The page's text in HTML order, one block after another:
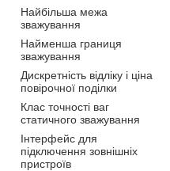
Найбільша межа
зважування
Найменша границя
зважування
Дискретність відліку і ціна
повірочної поділки
Клас точності ваг
статичного зважування
Інтерфейс для
підключення зовнішніх
пристроїв